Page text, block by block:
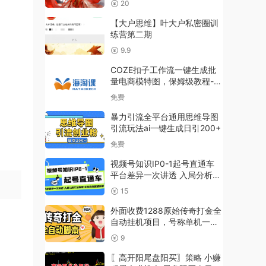
20
【大户思维】叶大户私密圈训
练营第二期
9.9
COZE扣子工作流一键生成批
量电商模特图，保姆级教程-智
能体搭建-项目实操
免费
暴力引流全平台通用思维导图
引流玩法ai一键生成日引200+
免费
视频号知识IP0-1起号直通车
平台差异一次讲透 入局分析打
法指南 实战案例
15
外面收费1288原始传奇打金全
自动挂机项目，号称单机一天
100+【脚本+教程】
9
〖高开阳尾盘阳买〗策略 小赚